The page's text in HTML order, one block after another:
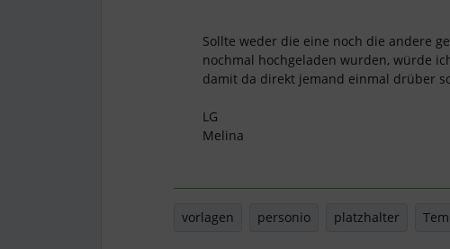
Sollte weder die eine noch die andere
nochmal hochgeladen wurden, würde
damit da direkt jemand einmal drüber
LG
Melina
vorlagen personio platzhalter